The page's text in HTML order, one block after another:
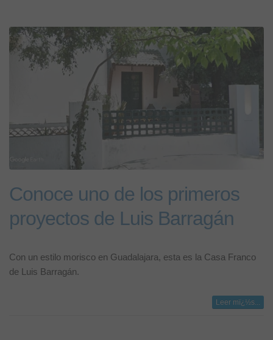
Conoce uno de los primeros
proyectos de Luis Barragán
Con un estilo morisco en Guadalajara, esta es la Casa Franco
de Luis Barragán.
Leer mï¿½s...